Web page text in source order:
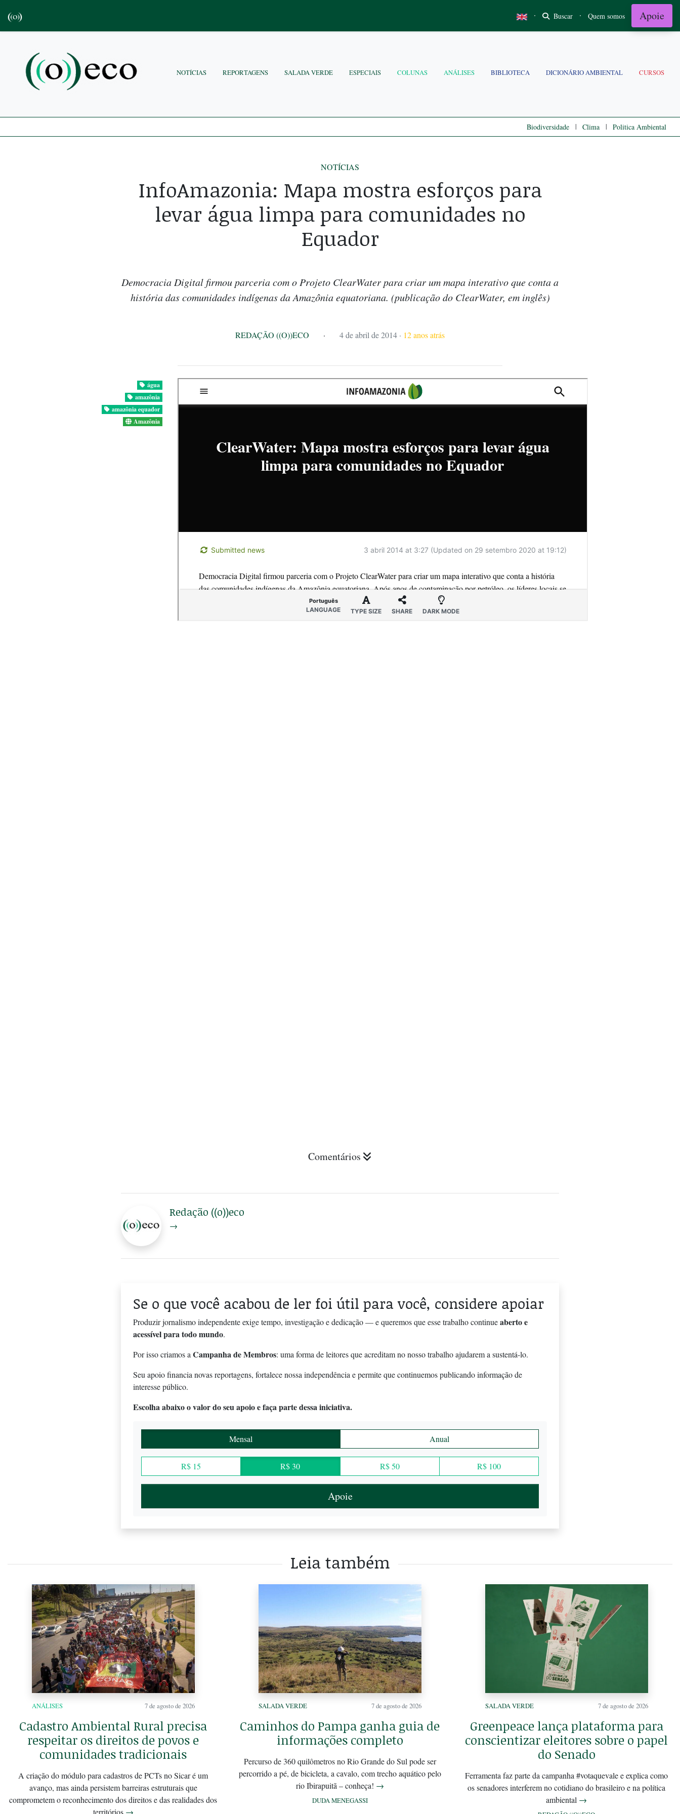
· Buscar · Quem somos Apoie
NOTÍCIAS REPORTAGENS SALADA VERDE ESPECIAIS COLUNAS ANÁLISES BIBLIOTECA DICIONÁRIO AMBIENTAL CURSOS
Biodiversidade | Clima | Politica Ambiental
NOTÍCIAS
InfoAmazonia: Mapa mostra esforços para
levar água limpa para comunidades no
Equador
Democracia Digital firmou parceria com o Projeto ClearWater para criar um mapa interativo que conta a
história das comunidades indígenas da Amazônia equatoriana. (publicação do ClearWater, em inglês)
REDAÇÃO ((O))ECO · 4 de abril de 2014 · 12 anos atrás
água
amazônia
amazônia equador
Amazônia
Comentários
Redação ((o))eco
→
Se o que você acabou de ler foi útil para você, considere apoiar
Produzir jornalismo independente exige tempo, investigação e dedicação — e queremos que esse trabalho continueaberto e
acessível para todo mundo.
Por isso criamos a Campanha de Membros: uma forma de leitores que acreditam no nosso trabalho ajudarem a sustentá-lo.
Seu apoio financia novas reportagens, fortalece nossa independência e permite que continuemos publicando informação de
interesse público.
Escolha abaixo o valor do seu apoio e faça parte dessa iniciativa.
Mensal Anual
R$ 15 R$ 30 R$ 50 R$ 100
Apoie
Leia também
ANÁLISES 7 de agosto de 2026
Cadastro Ambiental Rural precisa
respeitar os direitos de povos e
comunidades tradicionais
A criação do módulo para cadastros de PCTs no Sicar é um
avanço, mas ainda persistem barreiras estruturais que
comprometem o reconhecimento dos direitos e das realidades dos
territórios →
SALADA VERDE 7 de agosto de 2026
Caminhos do Pampa ganha guia de
informações completo
Percurso de 360 quilômetros no Rio Grande do Sul pode ser
percorrido a pé, de bicicleta, a cavalo, com trecho aquático pelo
rio Ibirapuitã – conheça! →
DUDA MENEGASSI
SALADA VERDE 7 de agosto de 2026
Greenpeace lança plataforma para
conscientizar eleitores sobre o papel
do Senado
Ferramenta faz parte da campanha #votaquevale e explica como
os senadores interferem no cotidiano do brasileiro e na política
ambiental →